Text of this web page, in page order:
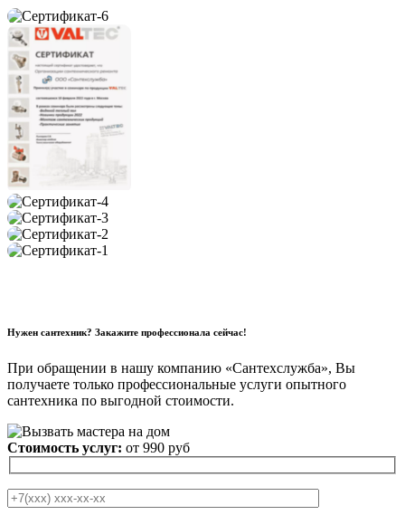
Нужен сантехник? Закажите профессионала сейчас!
При обращении в нашу компанию «Сантехслужба», Вы
получаете только профессиональные услуги опытного
сантехника по выгодной стоимости.
Стоимость услуг: от 990 руб